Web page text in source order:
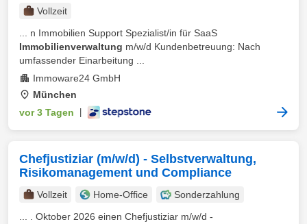
Vollzeit
... n Immobilien Support Spezialist/in für SaaS
Immobilienverwaltung m/w/d Kundenbetreuung: Nach
umfassender Einarbeitung ...
Immoware24 GmbH
München
vor 3 Tagen
Chefjustiziar (m/w/d) - Selbstverwaltung,
Risikomanagement und Compliance
Vollzeit Home-Office
Sonderzahlung
... . Oktober 2026 einen Chefjustiziar m/w/d -